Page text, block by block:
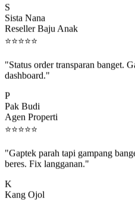
Sista Nana
Reseller Baju Anak
⭐⭐⭐⭐⭐
dashboard."
Pak Budi
Agen Properti
⭐⭐⭐⭐⭐
beres. Fix langganan."
Kang Ojol
Sampingan Jualan